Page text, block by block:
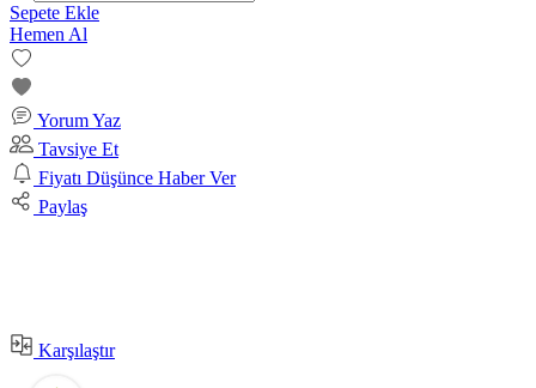
Sepete Ekle
Hemen Al
Yorum Yaz
Tavsiye Et
Fiyatı Düşünce Haber Ver
Paylaş
Karşılaştır